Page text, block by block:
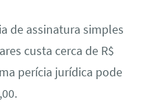
de assinatura simples
custa cerca de R$
perícia jurídica pode